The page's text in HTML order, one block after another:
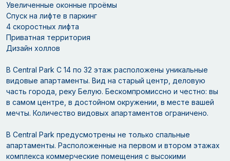
Увеличенные оконные проёмы
Спуск на лифте в паркинг
4 скоростных лифта
Приватная территория
Дизайн холлов
В Centrаl Park С 14 по 32 этаж расположены уникальные
видовые апартаменты. Вид на старый центр, деловую
часть города, реку Белую. Бескомпромиссно и честно: вы
в самом центре, в достойном окружении, в месте вашей
мечты. Количество видовых апартаментов ограничено.
В Central Park предусмотрены не только спальные
апартаменты. Расположенные на первом и втором этажах
комплекса коммерческие помещения с высокими